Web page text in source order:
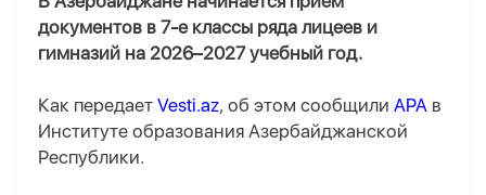
документов в 7-е классы ряда лицеев и
гимназий на 2026–2027 учебный год.
Как передает Vesti.az, об этом сообщили APA в
Институте образования Азербайджанской
Республики.